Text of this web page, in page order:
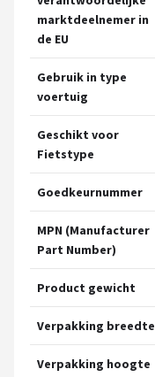
marktdeelnemer in
de EU
Gebruik in type
voertuig
Geschikt voor
Fietstype
Goedkeurnummer
MPN (Manufacturer
Part Number)
Product gewicht
Verpakking breedte
Verpakking hoogte